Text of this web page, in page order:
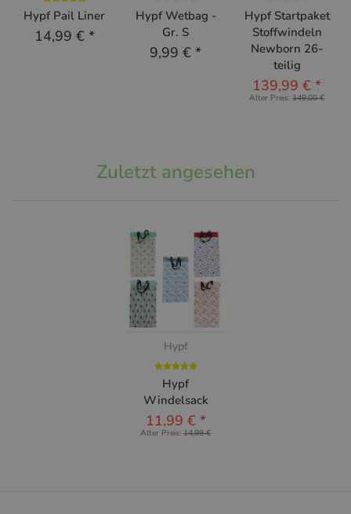
Hypf Pail Liner
14,99 € *
Hypf Wetbag -
Gr. S
9,99 € *
Hypf Startpaket
Stoffwindeln
Newborn 26-
teilig
139,99 € *
Alter Preis: 149,00 €
Zuletzt angesehen
Hypf
Hypf
Windelsack
11,99 € *
Alter Preis: 14,99 €